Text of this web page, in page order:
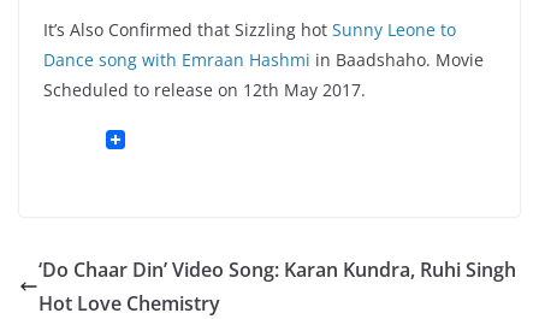
It’s Also Confirmed that Sizzling hot Sunny Leone to
Dance song with Emraan Hashmi in Baadshaho. Movie
Scheduled to release on 12th May 2017.
‘Do Chaar Din’ Video Song: Karan Kundra, Ruhi Singh‬
Hot Love Chemistry